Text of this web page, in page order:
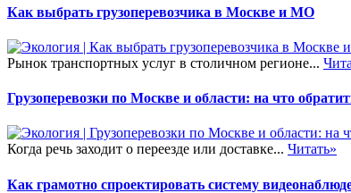
Как выбрать грузоперевозчика в Москве и МО
Рынок транспортных услуг в столичном регионе...
Грузоперевозки по Москве и области: на что
Когда речь заходит о переезде или доставке... Читать»
Как грамотно спроектировать систему